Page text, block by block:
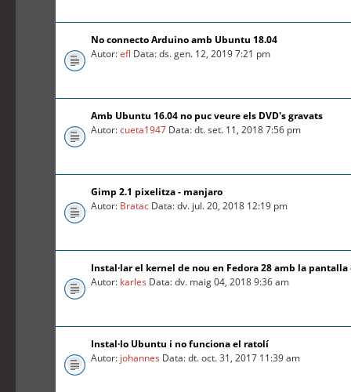
No connecto Arduino amb Ubuntu 18.04
Autor:efl Data: ds. gen. 12, 2019 7:21 pm
Amb Ubuntu 16.04 no puc veure els DVD's gravats
Autor:cueta1947 Data: dt. set. 11, 2018 7:56 pm
Gimp 2.1 pixelitza - manjaro
Autor: Bratac Data: dv. jul. 20, 2018 12:19 pm
Instal·lar el kernel de nou en Fedora 28 amb la pantalla
Autor: karles Data: dv. maig 04, 2018 9:36 am
Instal·lo Ubuntu i no funciona el ratolí
Autor: johannes Data: dt. oct. 31, 2017 11:39 am